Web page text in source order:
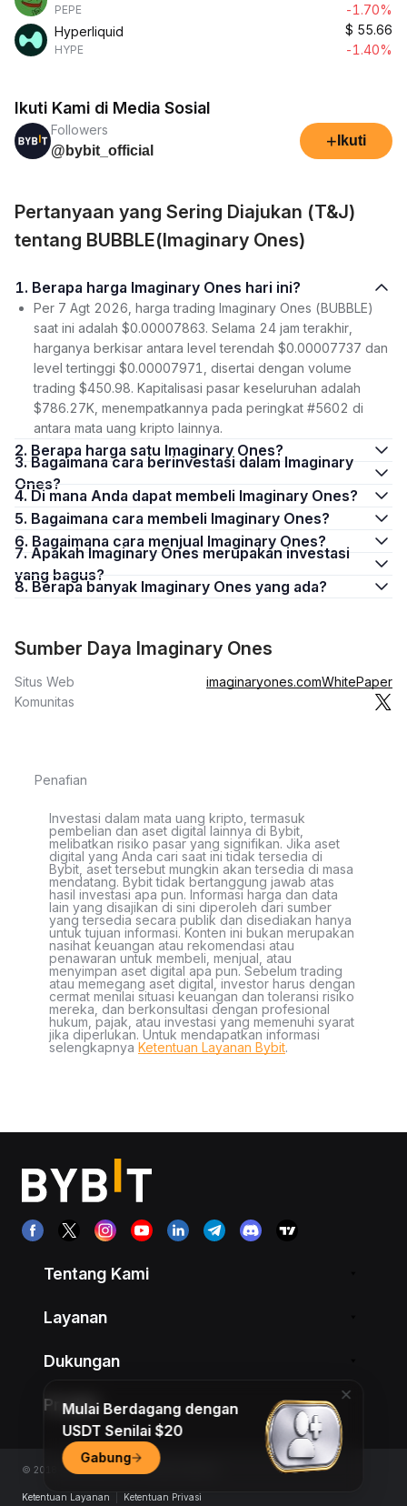
PEPE
-1.70%
Hyperliquid
HYPE
$ 55.66
-1.40%
Ikuti Kami di Media Sosial
Followers
@bybit_official
+ Ikuti
Pertanyaan yang Sering Diajukan (T&J)
tentang BUBBLE(Imaginary Ones)
1. Berapa harga Imaginary Ones hari ini?
Per 7 Agt 2026, harga trading Imaginary Ones (BUBBLE)
saat ini adalah $0.00007863. Selama 24 jam terakhir,
harganya berkisar antara level terendah $0.00007737 dan
level tertinggi $0.00007971, disertai dengan volume
trading $450.98. Kapitalisasi pasar keseluruhan adalah
$786.27K, menempatkannya pada peringkat #5602 di
antara mata uang kripto lainnya.
2. Berapa harga satu Imaginary Ones?
3. Bagaimana cara berinvestasi dalam Imaginary
Ones?
4. Di mana Anda dapat membeli Imaginary Ones?
5. Bagaimana cara membeli Imaginary Ones?
6. Bagaimana cara menjual Imaginary Ones?
7. Apakah Imaginary Ones merupakan investasi
yang bagus?
8. Berapa banyak Imaginary Ones yang ada?
Sumber Daya Imaginary Ones
Situs Web imaginaryones.comWhitePaper
Komunitas
Penafian
Investasi dalam mata uang kripto, termasuk
pembelian dan aset digital lainnya di Bybit,
melibatkan risiko pasar yang signifikan. Jika aset
digital yang Anda cari saat ini tidak tersedia di
Bybit, aset tersebut mungkin akan tersedia di masa
mendatang. Bybit tidak bertanggung jawab atas
hasil investasi apa pun. Informasi harga dan data
lain yang disajikan di sini diperoleh dari sumber
yang tersedia secara publik dan disediakan hanya
untuk tujuan informasi. Konten ini bukan merupakan
nasihat keuangan atau rekomendasi atau
penawaran untuk membeli, menjual, atau
menyimpan aset digital apa pun. Sebelum trading
atau memegang aset digital, investor harus dengan
cermat menilai situasi keuangan dan toleransi risiko
mereka, dan berkonsultasi dengan profesional
hukum, pajak, atau investasi yang memenuhi syarat
jika diperlukan. Untuk mendapatkan informasi
selengkapnya Ketentuan Layanan Bybit.
Tentang Kami
Layanan
Dukungan
Produk
© 2018-2026 Bybit.com. All rights reserved.
Ketentuan Layanan Ketentuan Privasi
Mulai Berdagang dengan
USDT Senilai $20
Gabung